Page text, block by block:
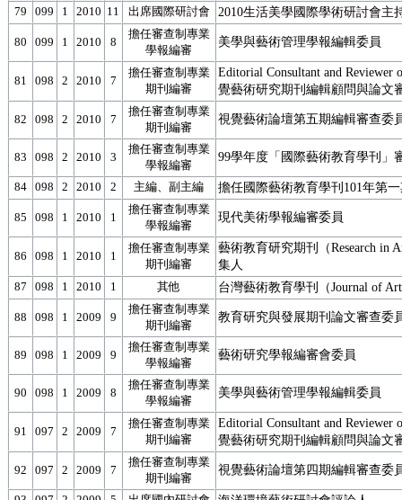
79 099 1 2010 11 出席國際研討會 2010生活美學國際學術研討會主
80 099 1 2010 8
擔任審查制專業
學報編審
美學與藝術管理學報編輯委員
81 098 2 2010 7
擔任審查制專業
期刊編審
Editorial Consultant and Reviewer
覺藝術研究期刊編輯顧問與論文
82 098 2 2010 7
擔任審查制專業
期刊編審
視覺藝術論壇第五期編輯審查委
83 098 2 2010 3
擔任審查制專業
學報編審
99學年度「國際藝術教育學刊」
84 098 2 2010 2 主編、副主編 擔任國際藝術教育學刊101年第
85 098 1 2010 1
擔任審查制專業
學報編審
現代美術學報編審委員
86 098 1 2010 1
擔任審查制專業
期刊編審
藝術教育研究期刊（Research in
集人
87 098 1 2010 1 其他 台灣藝術教育學刊（Journal of
88 098 1 2009 9
擔任審查制專業
期刊編審
教育研究與發展期刊論文審查委
89 098 1 2009 9
擔任審查制專業
學報編審
藝術研究學報編審會委員
90 098 1 2009 8
擔任審查制專業
學報編審
美學與藝術管理學報編輯委員
91 097 2 2009 7
擔任審查制專業
期刊編審
Editorial Consultant and Reviewer
覺藝術研究期刊編輯顧問與論文
92 097 2 2009 7
擔任審查制專業
期刊編審
視覺藝術論壇第四期編輯審查委